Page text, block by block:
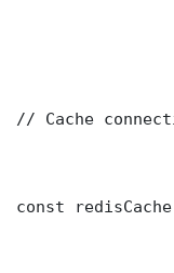
// Cache
const